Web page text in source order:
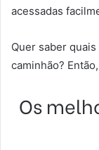
acessadas
Quer saber
caminhão?
Os